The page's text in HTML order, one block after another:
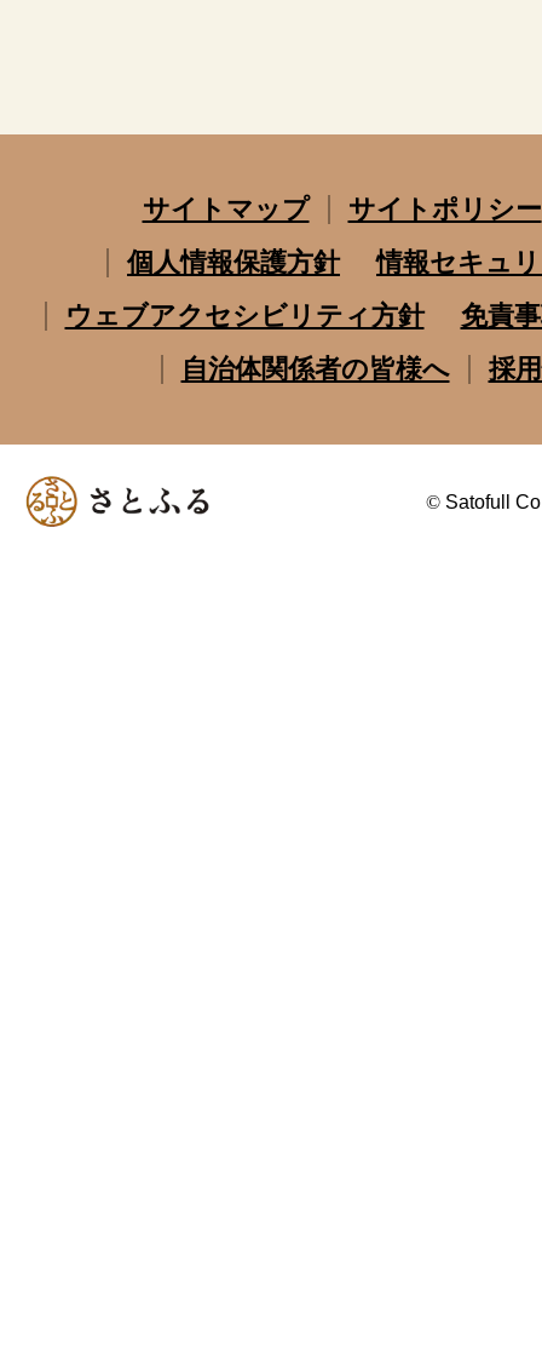
サイトマップ
サイトポリシー
個人情報保護方針
情報セキュ
ウェブアクセシビリティ方針
免責
自治体関係者の皆様へ
採
© Satofull